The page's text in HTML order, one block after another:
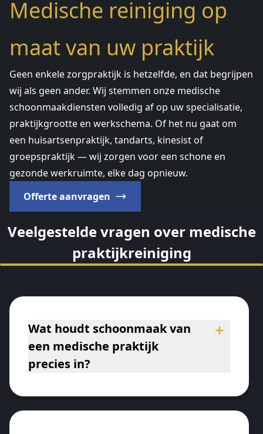
Medische reiniging op
maat van uw praktijk
Geen enkele zorgpraktijk is hetzelfde, en dat begrijpen
wij als geen ander. Wij stemmen onze medische
schoonmaakdiensten volledig af op uw specialisatie,
praktijkgrootte en werkschema. Of het nu gaat om
een huisartsenpraktijk, tandarts, kinesist of
groepspraktijk — wij zorgen voor een schone en
gezonde werkruimte, elke dag opnieuw.
Offerte aanvragen
Veelgestelde vragen over medische
praktijkreiniging
Wat houdt schoonmaak van
een medische praktijk
precies in?